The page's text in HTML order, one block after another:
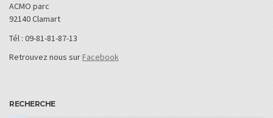
ACMO parc
92140 Clamart
Tél : 09-81-81-87-13
Retrouvez nous surFacebook
RECHERCHE